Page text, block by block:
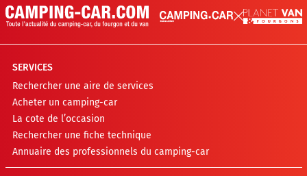
SERVICES
Rechercher une aire de services
Acheter un camping-car
La cote de l’occasion
Rechercher une fiche technique
Annuaire des professionnels du camping-car